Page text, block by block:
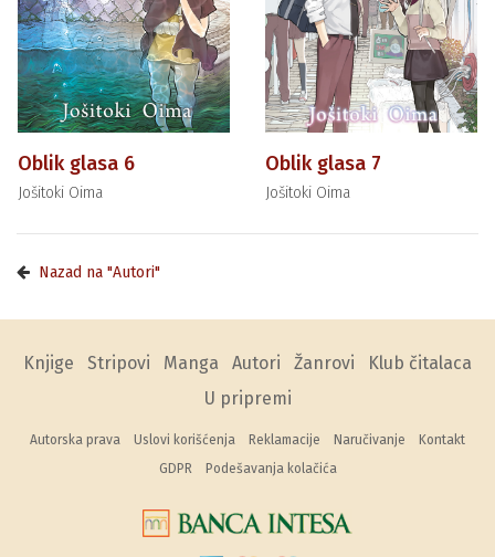
Oblik glasa 6
Jošitoki Oima
Oblik glasa 7
Jošitoki Oima
Nazad na "Autori"
Knjige Stripovi Manga Autori Žanrovi
Klub čitalaca
U pripremi
Autorska prava Uslovi korišćenja Reklamacije Naručivanje
Kontakt
GDPR
Podešavanja kolačića